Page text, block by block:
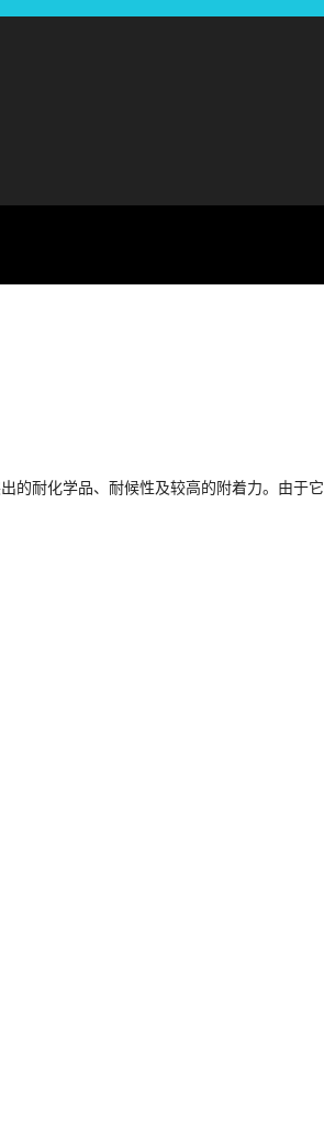
耐化学品、耐候性及较高的附着力。由